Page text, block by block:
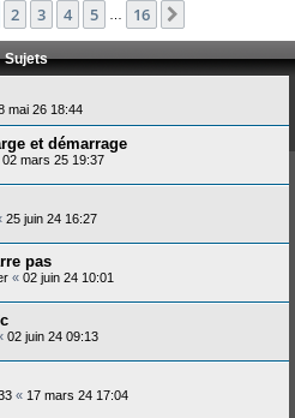
c
h
r
1sur16
2 3 4 5 16
Sujets
mai 26 18:44
et démarrage
02 mars 25 19:37
25 juin 24 16:27
pas
« 02 juin 24 10:01
02 juin 24 09:13
« 17 mars 24 17:04